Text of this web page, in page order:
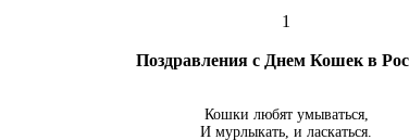
1
Поздравления с Днем Кошек в
Кошки любят умываться,
И мурлыкать, и ласкаться.